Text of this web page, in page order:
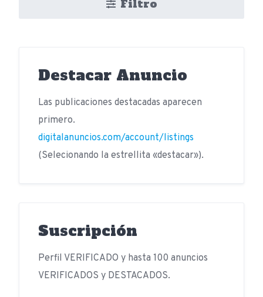
Filtro
Destacar Anuncio
Las publicaciones destacadas aparecen
primero.
digitalanuncios.com/account/listings
(Selecionando la estrellita «destacar»).
Suscripción
Perfil VERIFICADO y hasta 100 anuncios
VERIFICADOS y DESTACADOS.